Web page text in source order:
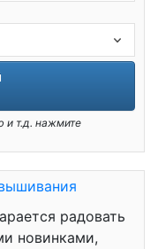
и т.д. нажмите
радовать
новинками,